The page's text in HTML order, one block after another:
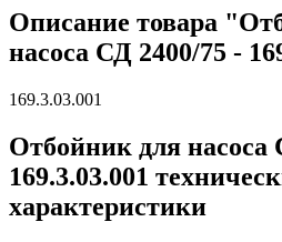
Описание товара
насоса СД 2400/75 -
169.3.03.001
Отбойник для насоса
169.3.03.001
характеристики